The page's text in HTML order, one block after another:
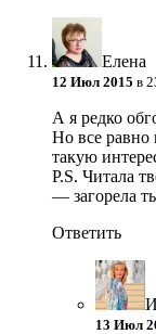
Елена
12 Июл 2015 в
А я редко
Но все равно
такую
P.S. Читала
— загорела
Ответить
13 Июл